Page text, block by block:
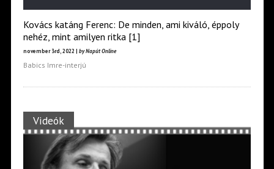
Kovács katáng Ferenc: De minden, ami kiváló, éppoly
nehéz, mint amilyen ritka [1]
november 3rd, 2022 | by Napút Online
Babics Imre-interjú
Videók